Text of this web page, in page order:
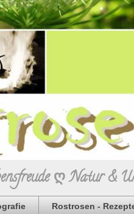
ღ Natur &
Rostrosen -